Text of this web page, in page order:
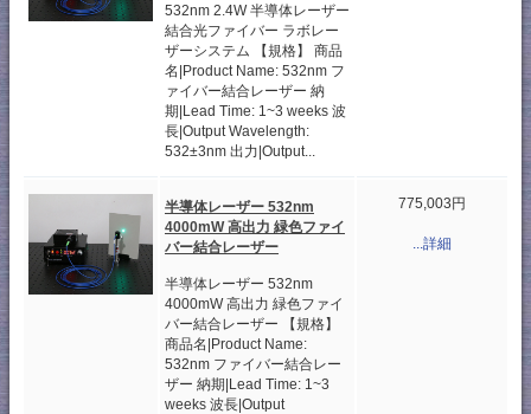
532nm 2.4W 半導体レーザー
結合光ファイバー ラボレー
ザーシステム 【規格】 商品
名|Product Name: 532nm フ
ァイバー結合レーザー 納
期|Lead Time: 1~3 weeks 波
長|Output Wavelength:
532±3nm 出力|Output...
半導体レーザー 532nm
4000mW 高出力 緑色ファイ
バー結合レーザー
半導体レーザー 532nm
4000mW 高出力 緑色ファイ
バー結合レーザー 【規格】
商品名|Product Name:
532nm ファイバー結合レー
ザー 納期|Lead Time: 1~3
weeks 波長|Output
775,003円
...詳細